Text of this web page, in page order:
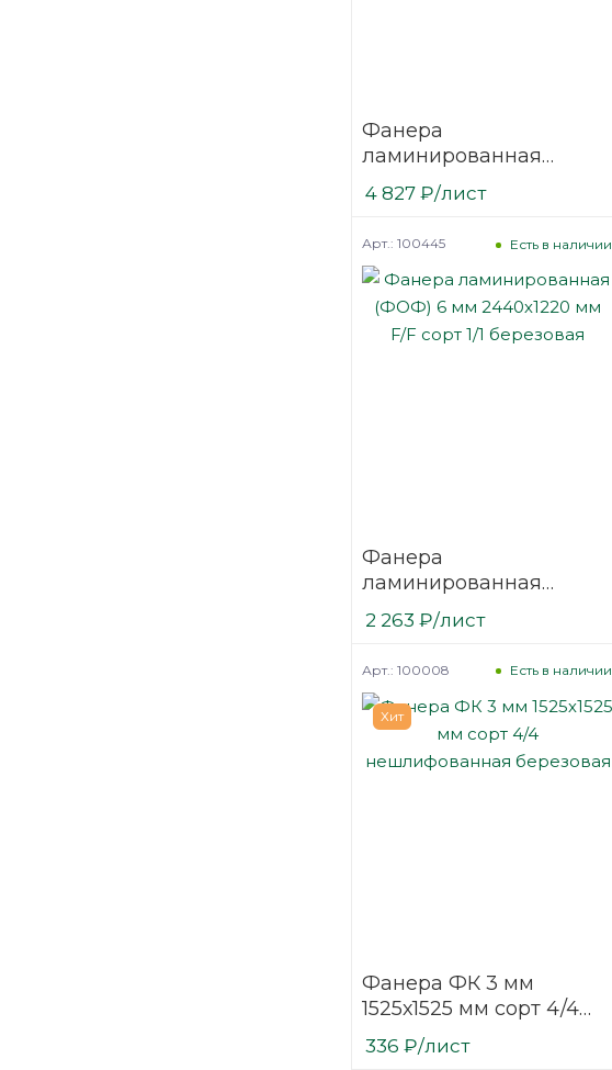
Фанера
ламинированная
(ФОФ) 9 мм 3000х1500
мм F/F сорт 1/1
4 827 ₽/лист
Фанера
ламинированная
(ФОФ) 6 мм 2440х1220
мм F/F сорт 1/1
Есть в наличии
Арт.: 100445
2 263 ₽/лист
Хит
Фанера ФК 3 мм
1525х1525 мм сорт 4/4
нешлифованная
березовая
Есть в наличии
Арт.: 100008
336 ₽/лист